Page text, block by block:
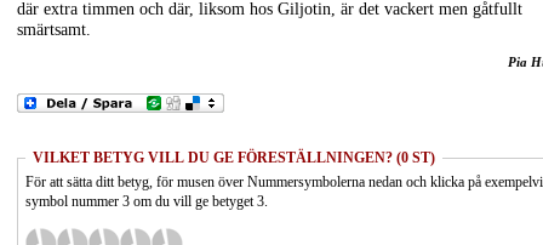
där extra timmen och där, liksom hos Giljotin, är det vackert men gåtfullt
smärtsamt.
Pia
VILKET BETYG VILL DU GE FÖRESTÄLLNINGEN? (0 ST)
För att sätta ditt betyg, för musen över Nummersymbolerna nedan och klicka på
symbol nummer 3 om du vill ge betyget 3.